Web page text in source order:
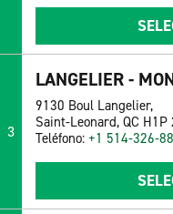
3
LANGELIER -
9130 Boul Langelier,
Saint-Leonard, QC H1P
Teléfono: +1 514-326-